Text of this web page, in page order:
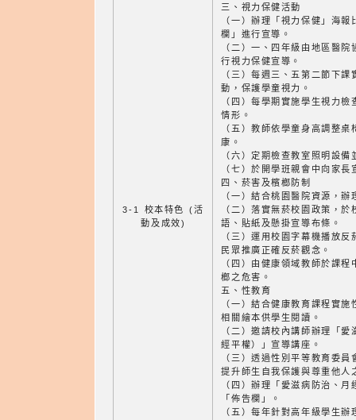
3-1 校本特色 (活
動及成效)
三、視力保健活動
（一）辦理「視力保健」海
欄」進行宣導。
（二）一、四年級由地區醫
行視力保健宣導。
（三）每週三、五第二節下
動，保護學童視力。
（四）每學期實施學生視力
情形。
（五）教師依學童身高調整
康。
（六）定期檢查教室照明設
（七）於開學班親會中向家
四、菸害及檳榔防制
（一）結合桃園醫院資源，
（二）落實無菸校園政策，
語、貼紙及懸掛宣導布條。
（三）運用校園字幕機播放
民眾推廣正確反菸觀念。
（四）由健康領域教師於課
榔之危害。
五、性教育
（一）結合健康教育課程實
相關繪本供學生閱讀。
（二）邀請校內講師辦理「
經平權）」宣導講座。
（三）透過性別平等教育委
提升師生自我保護與尊重他人
（四）辦理「愛滋病防治、
「佈告欄」。
（五）每年針對高年級學生